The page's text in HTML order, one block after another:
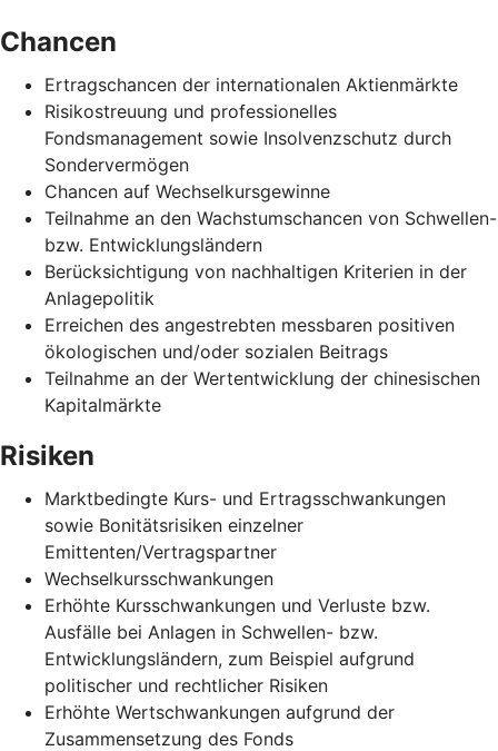
Chancen
Ertragschancen der internationalen Aktienmärkte
Risikostreuung und professionelles
Fondsmanagement sowie Insolvenzschutz durch
Sondervermögen
Chancen auf Wechselkursgewinne
Teilnahme an den Wachstumschancen von Schwellen-
bzw. Entwicklungsländern
Berücksichtigung von nachhaltigen Kriterien in der
Anlagepolitik
Erreichen des angestrebten messbaren positiven
ökologischen und/oder sozialen Beitrags
Teilnahme an der Wertentwicklung der chinesischen
Kapitalmärkte
Risiken
Marktbedingte Kurs- und Ertragsschwankungen
sowie Bonitätsrisiken einzelner
Emittenten/Vertragspartner
Wechselkursschwankungen
Erhöhte Kursschwankungen und Verluste bzw.
Ausfälle bei Anlagen in Schwellen- bzw.
Entwicklungsländern, zum Beispiel aufgrund
politischer und rechtlicher Risiken
Erhöhte Wertschwankungen aufgrund der
Zusammensetzung des Fonds